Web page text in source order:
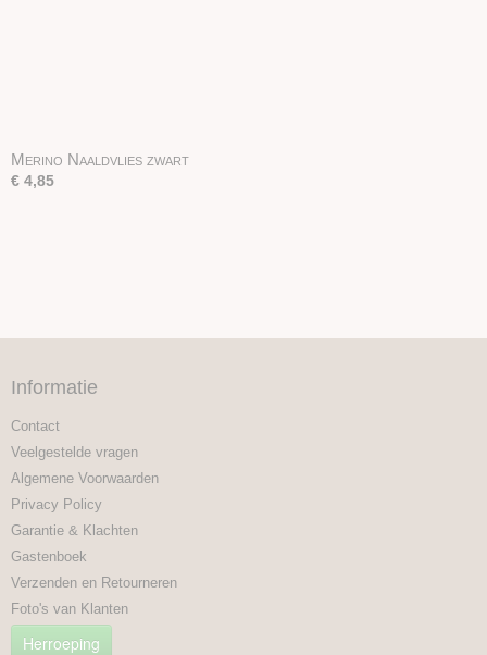
Merino Naaldvlies zwart
€ 4,85
Informatie
Contact
Veelgestelde vragen
Algemene Voorwaarden
Privacy Policy
Garantie & Klachten
Gastenboek
Verzenden en Retourneren
Foto's van Klanten
Herroeping